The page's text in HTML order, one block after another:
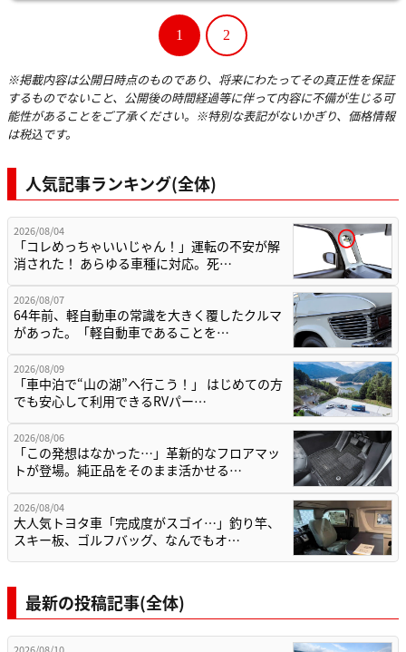
1 2
※掲載内容は公開日時点のものであり、将来にわたってその真正性を保証
するものでないこと、公開後の時間経過等に伴って内容に不備が生じる可
能性があることをご了承ください。※特別な表記がないかぎり、価格情報
は税込です。
人気記事ランキング(全体)
2026/08/04
「コレめっちゃいいじゃん！」運転の不安が解
消された！ あらゆる車種に対応。死…
2026/08/07
64年前、軽自動車の常識を大きく覆したクルマ
があった。「軽自動車であることを…
2026/08/09
「車中泊で“山の湖”へ行こう！」 はじめての方
でも安心して利用できるRVパー…
2026/08/06
「この発想はなかった…」革新的なフロアマッ
トが登場。純正品をそのまま活かせる…
2026/08/04
大人気トヨタ車「完成度がスゴイ…」釣り竿、
スキー板、ゴルフバッグ、なんでもオ…
最新の投稿記事(全体)
2026/08/10